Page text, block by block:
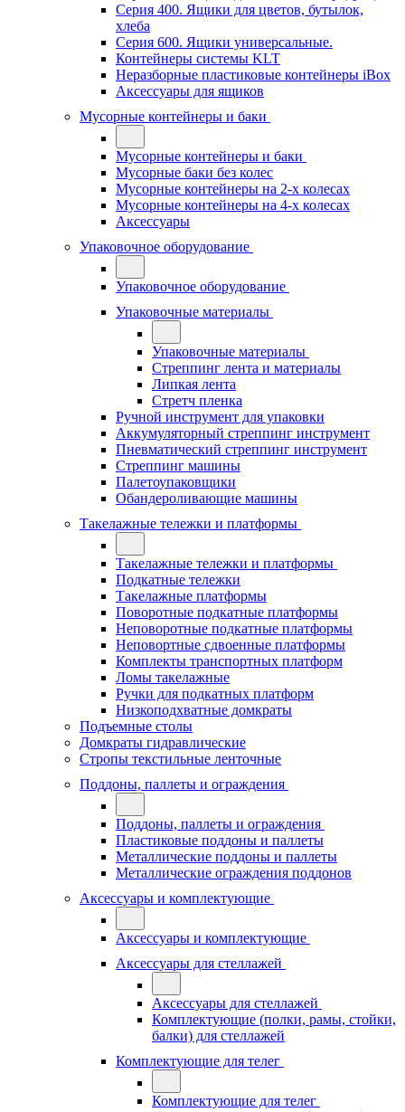
Серия 400. Ящики для цветов, бутылок,
хлеба
Серия 600. Ящики универсальные.
Контейнеры системы KLT
Неразборные пластиковые контейнеры iBox
Аксессуары для ящиков
Мусорные контейнеры и баки
Мусорные контейнеры и баки
Мусорные баки без колес
Мусорные контейнеры на 2-х колесах
Мусорные контейнеры на 4-х колесах
Аксессуары
Упаковочное оборудование
Упаковочное оборудование
Упаковочные материалы
Упаковочные материалы
Стреппинг лента и материалы
Липкая лента
Стретч пленка
Ручной инструмент для упаковки
Аккумуляторный стреппинг инструмент
Пневматический стреппинг инструмент
Стреппинг машины
Палетоупаковщики
Обандероливающие машины
Такелажные тележки и платформы
Такелажные тележки и платформы
Подкатные тележки
Такелажные платформы
Поворотные подкатные платформы
Неповоротные подкатные платформы
Неповортные сдвоенные платформы
Комплекты транспортных платформ
Ломы такелажные
Ручки для подкатных платформ
Низкоподхватные домкраты
Подъемные столы
Домкраты гидравлические
Стропы текстильные ленточные
Поддоны, паллеты и ограждения
Поддоны, паллеты и ограждения
Пластиковые поддоны и паллеты
Металлические поддоны и паллеты
Металлические ограждения поддонов
Аксессуары и комплектующие
Аксессуары и комплектующие
Аксессуары для стеллажей
Аксессуары для стеллажей
Комплектующие (полки, рамы, стойки,
балки) для стеллажей
Комплектующие для телег
Комплектующие для телег